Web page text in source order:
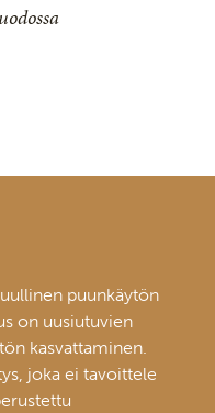
puunkäytön
on uusiutuvien
kasvattaminen.
joka ei tavoittele